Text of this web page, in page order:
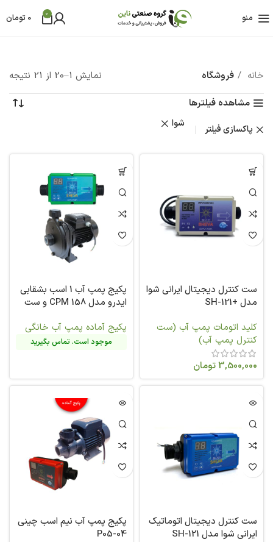
منو 0
0 تومان
خانه فروشگاه
نمایش 1–20 از 21 نتیجه
مشاهده فیلترها
پاکسازی فیلتر شوا
ست کنترل دیجیتال ایرانی شوا
مدل +SH-121
کلید اتومات پمپ آب (ست
کنترل پمپ آب)
3,500,000تومان
پکیج پمپ آب 1 اسب بشقابی
ایدرو مدل CPM 158 و ست
پکیج آماده پمپ آب خانگی
موجود است. تماس بگیرید
ست کنترل دیجیتال اتوماتیک
ایرانی شوا مدل SH-121
پکیج پمپ آب نیم اسب چینی
P05-04